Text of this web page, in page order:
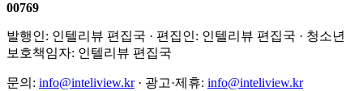
00769
발행인: 인텔리뷰 편집국 · 편집인: 인텔리뷰 편집국 · 청소년
보호책임자: 인텔리뷰 편집국
문의: info@inteliview.kr· 광고·제휴: info@inteliview.kr